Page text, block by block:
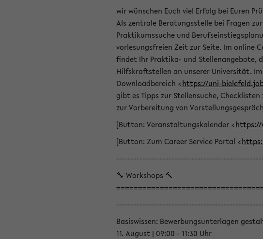
wir wünschen Euch viel Erfolg bei Euren
Als zentrale Beratungsstelle bei Fragen
Praktikumssuche und
vorlesungsfreien Zeit zur Seite. Im online
findet Ihr Praktika- und Stellenangebote,
Hilfskraftstellen an unserer Universität. Im
Downloadbereich <https://uni-
gibt es Tipps zur Stellensuche,
zur Vorbereitung von
[Button: Veranstaltungskalender <https://
[Button: Zum Career Service Portal <
🔧 Workshops 🔨
Basiswissen: Bewerbungsunterlagen
11. August | 09:00 - 11:30 Uhr